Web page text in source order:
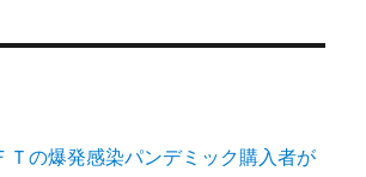
Ｔの爆発感染パンデミック購入者が